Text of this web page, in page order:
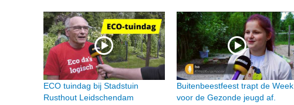
ECO tuindag bij Stadstuin
Rusthout Leidschendam
Buitenbeestfeest trapt de Week
voor de Gezonde jeugd af.